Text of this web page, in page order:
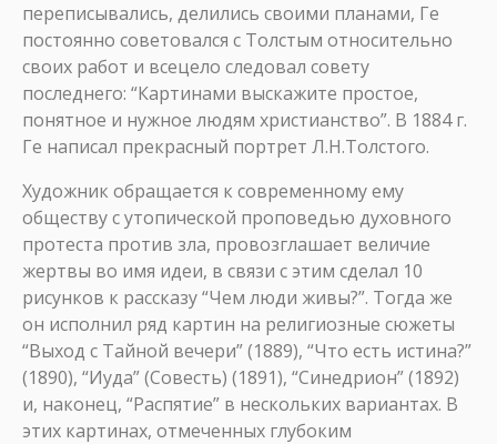
переписывались, делились своими планами, Ге
постоянно советовался с Толстым относительно
своих работ и всецело следовал совету
последнего: “Картинами выскажите простое,
понятное и нужное людям христианство”. В 1884 г.
Ге написал прекрасный портрет Л.Н.Толстого.
Художник обращается к современному ему
обществу с утопической проповедью духовного
протеста против зла, провозглашает величие
жертвы во имя идеи, в связи с этим сделал 10
рисунков к рассказу “Чем люди живы?”. Тогда же
он исполнил ряд картин на религиозные сюжеты
“Выход с Тайной вечери” (1889), “Что есть истина?”
(1890), “Иуда” (Совесть) (1891), “Синедрион” (1892)
и, наконец, “Распятие” в нескольких вариантах. В
этих картинах, отмеченных глубоким